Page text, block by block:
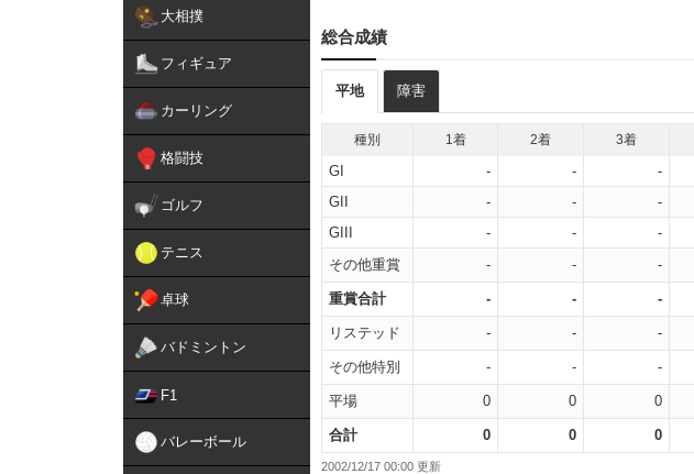
大相撲
フィギュア
カーリング
格闘技
ゴルフ
テニス
卓球
バドミントン
F1
バレーボール
総合成績
平地 障害
種別 1着 2着 3着
GI - - -
GII
- - -
GIII
- - -
その他重賞
- - -
重賞合計 - - -
リステッド - - -
その他特別 - - -
平場 0 0 0
合計 0 0 0
2002/12/17 00:00 更新